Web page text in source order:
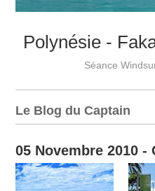
Polynésie -
Séance
Le Blog du Captain
05 Novembre 2010